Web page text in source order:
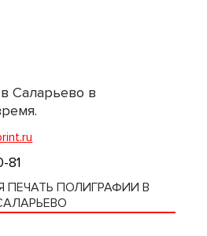
Саларьево в
81
ПЕЧАТЬ ПОЛИГРАФИИ В